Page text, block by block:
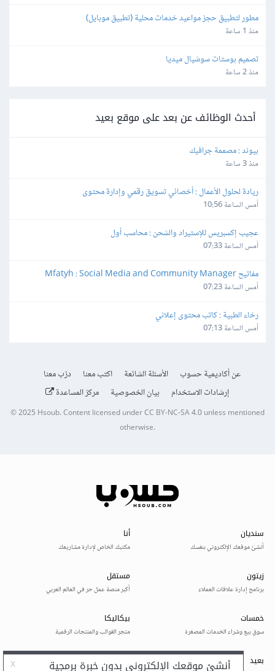
مطور لتطبيق حجز مواعيد خدمات محلية (تطبيق موبايل)
منذ 1 ساعة
تصميم بوستات سوشيال ميديا
منذ 2 ساعة
أحدث الوظائف عن بعد على موقع بعيد
بيوند : مصممة جرافيك
منذ 3 ساعة
ريادة لحلول الأعمال : أخصائي تسويق رقمي وإدارة محتوى
أمس الساعة 10:56
عجيب إكسبريس للإستيراد والشحن : محاسب أول
أمس الساعة 07:33
مفاتيح Mfatyh : Social Media and Community Manager
أمس الساعة 07:23
رخاء الطبية : كاتب محتوى إعلاني
أمس الساعة 07:13
عن أكاديمية حسوب الأسئلة الشائعة اكتب معنا
درّب معنا
إرشادات الاستخدام
بيان الخصوصية مركز المساعدة
© 2025 Hsoub.Content licensed underCC BY-NC-SA 4.0unless mentioned
otherwise.